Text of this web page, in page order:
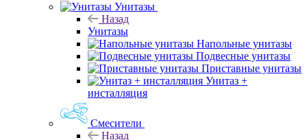
Унитазы
Назад
Унитазы
Напольные унитазы
Подвесные унитазы
Приставные унитазы
Унитаз +
инсталляция
Смесители
Назад